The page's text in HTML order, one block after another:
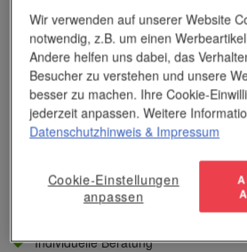
Das Unternehmen verfügt über
Bereich der Werbemittelveredelung und
Dieses Wissen kommt unseren Kunden
insbesondere wenn es um professionellen
Unser Service
Individuelle Beratung
Wir verwenden auf unserer Website
notwendig, z.B. um einen
Andere helfen uns dabei, das
Besucher zu verstehen und unsere
besser zu machen. Ihre Cookie-
jederzeit anpassen. Weitere
Datenschutzhinweis & Impressum
Cookie-Einstellungen
anpassen